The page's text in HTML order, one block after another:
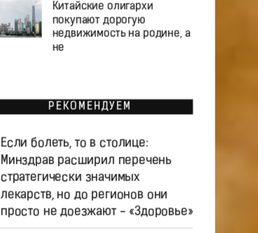
Китайские олигархи
покупают дорогую
недвижимость на родине, а
не
РЕКОМЕНДУЕМ
Если болеть, то в столице:
Минздрав расширил перечень
стратегически значимых
лекарств, но до регионов они
просто не доезжают - «Здоровье»